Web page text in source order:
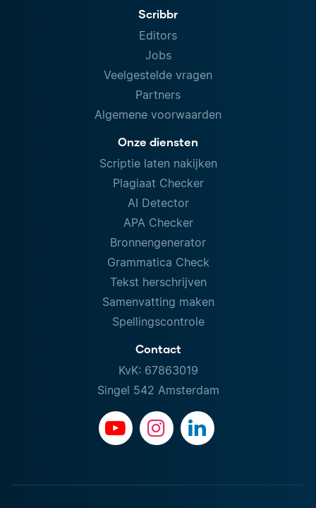
Scribbr
Editors
Jobs
Veelgestelde vragen
Partners
Algemene voorwaarden
Onze diensten
Scriptie laten nakijken
Plagiaat Checker
AI Detector
APA Checker
Bronnengenerator
Grammatica Check
Tekst herschrijven
Samenvatting maken
Spellingscontrole
Contact
KvK: 67863019
Singel 542 Amsterdam